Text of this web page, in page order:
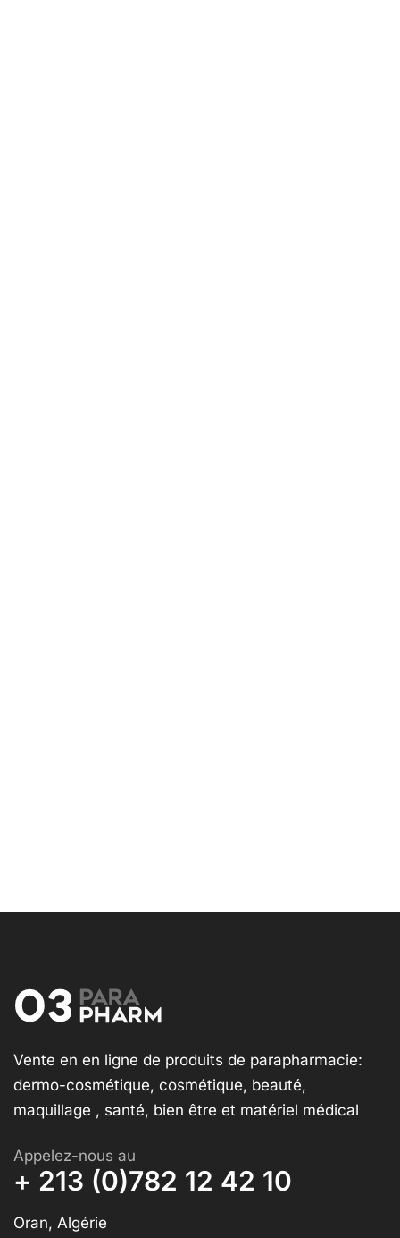
Vente en en ligne de produits de parapharmacie:
dermo-cosmétique, cosmétique, beauté,
maquillage , santé, bien être et matériel médical
Appelez-nous au
+ 213 (0)782 12 42 10
Oran, Algérie